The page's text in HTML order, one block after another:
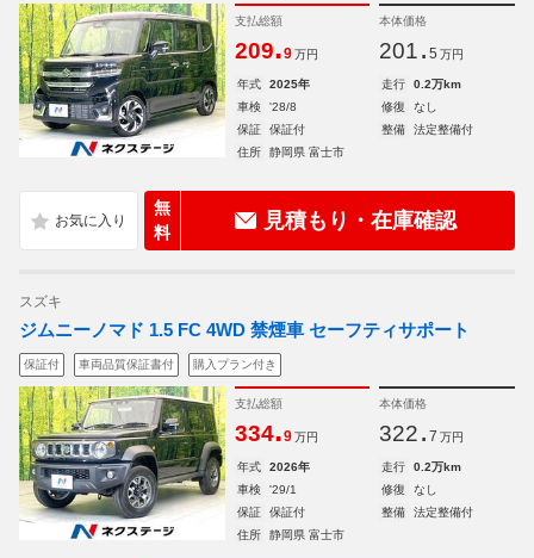
支払総額
209.9 万円
本体価格
201. 5 万円
年式 2025年 走行
0.2万km
車検
'28/8 修復
なし
保証
保証付 整備
法定整備付
住所
静岡県 富士市
無
料
見積もり・在庫確認
スズキ
ジムニーノマド 1.5 FC 4WD 禁煙車 セーフティサポート
保証付 車両品質保証書付 購入プラン付き
支払総額
334.9 万円
本体価格
322. 7 万円
年式 2026年 走行
0.2万km
車検
'29/1 修復
なし
保証
保証付 整備
法定整備付
住所
静岡県 富士市